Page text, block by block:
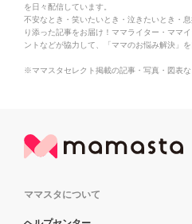
を日々配信しています。
不安なとき・笑いたいとき・泣きたいとき・
り添った記事をお届け！ママライター・ママ
ントなどが協力して、「ママのお悩み解決」を
※ママスタセレクト掲載の記事・写真・図表な
ママスタについて